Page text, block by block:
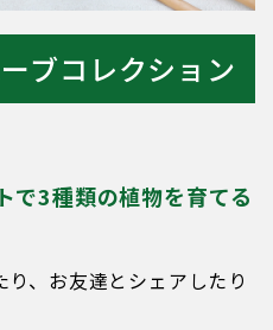
ブコレクション
で3種類の植物を育てる
、お友達とシェアしたり